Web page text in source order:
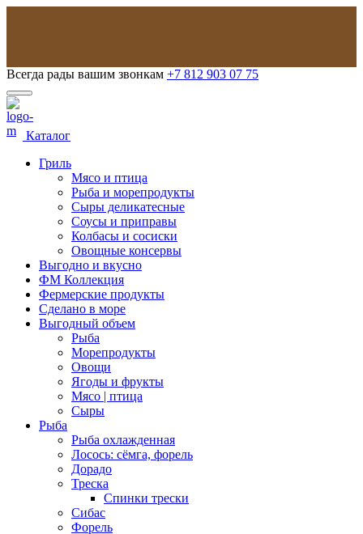
Всегда рады вашим звонкам +7 812 903 07 75
Каталог
Гриль
Мясо и птица
Рыба и морепродукты
Сыры деликатесные
Соусы и приправы
Колбасы и сосиски
Овощные консервы
Выгодно и вкусно
ФМ Коллекция
Фермерские продукты
Сделано в море
Выгодный объем
Рыба
Морепродукты
Овощи
Ягоды и фрукты
Мясо | птица
Сыры
Рыба
Рыба охлажденная
Лосось: сёмга, форель
Дорадо
Треска
Спинки трески
Сибас
Форель